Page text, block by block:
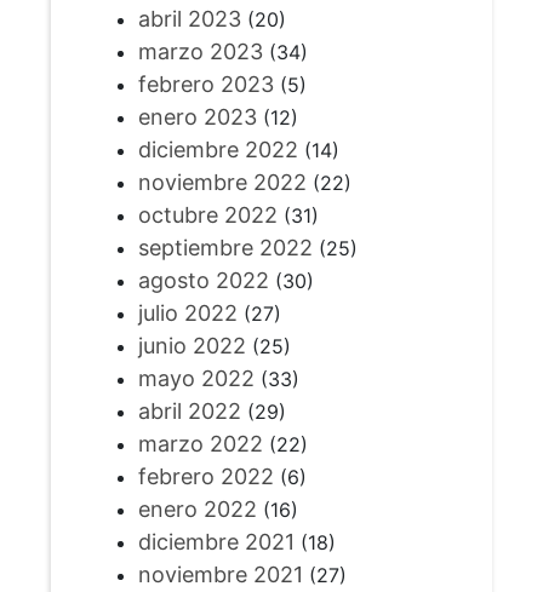
abril 2023(20)
marzo 2023(34)
febrero 2023(5)
enero 2023(12)
diciembre 2022 (14)
noviembre 2022 (22)
octubre 2022 (31)
septiembre 2022 (25)
agosto 2022 (30)
julio 2022 (27)
junio 2022 (25)
mayo 2022 (33)
abril 2022 (29)
marzo 2022 (22)
febrero 2022 (6)
enero 2022 (16)
diciembre 2021 (18)
noviembre 2021 (27)